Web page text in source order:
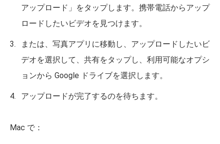
アップロード」をタップします。携帯電話からアップ
ロードしたいビデオを見つけます。
または、写真アプリに移動し、アップロードしたいビ
デオを選択して、共有をタップし、利用可能なオプシ
ョンから Google ドライブを選択します。
アップロードが完了するのを待ちます。
Mac で：